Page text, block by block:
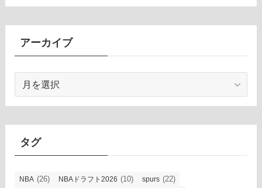
アーカイブ
カ
イ
タグ
NBA (26) NBAドラフト2026 (10) spurs (22)